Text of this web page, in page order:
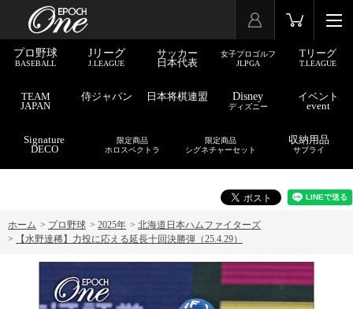
プロ野球
BASEBALL
Jリーグ
J.LEAGUE
サッカー
日本代表
女子プロゴルフ
JLPGA
Tリーグ
T.LEAGUE
TEAM
JAPAN
侍ジャパン 日本将棋連盟 Disney
ディズニー
イベント
event
Signature
DECO
限定商品
ホロスペクトラ
限定商品
シグネチャーセット
収納用品
サプライ
ホーム > プロ野球 > 2025年 > 北海道日本ハムファイターズ
>
【水野達稀】力投に応える延長十回決勝弾（25.4.29）